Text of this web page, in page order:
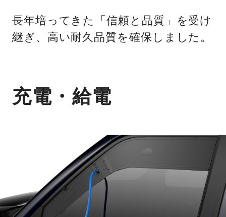
長年培ってきた「信頼と品質」を受け
継ぎ、高い耐久品質を確保しました。
充電・給電